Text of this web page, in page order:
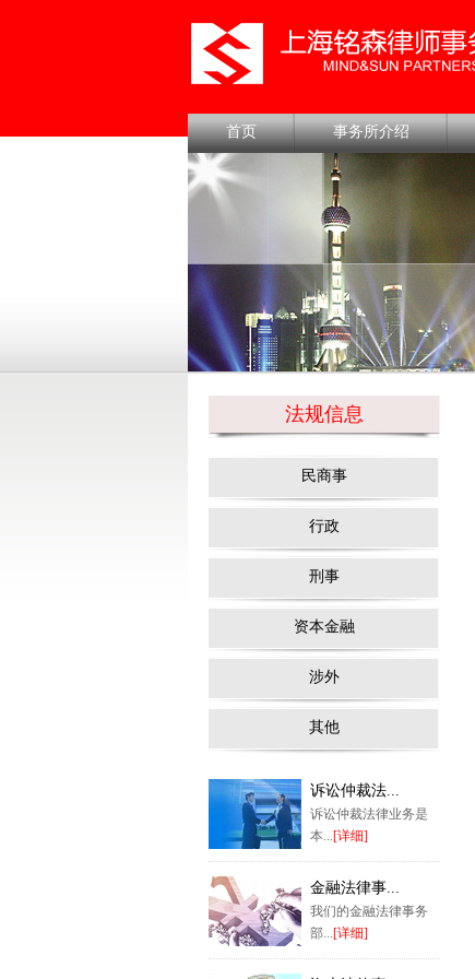
首页 事务所介绍
法规信息
民商事
行政
刑事
资本金融
涉外
其他
诉讼仲裁法...
诉讼仲裁法律业务是
本...[详细]
金融法律事...
我们的金融法律事务
部...[详细]